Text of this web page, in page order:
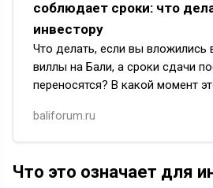
соблюдает сроки: что
инвестору
Что делать, если вы вложились
виллы на Бали, а сроки сдачи
переносятся? В какой момент
что происходит на самом…
baliforum.ru
Что это означает для